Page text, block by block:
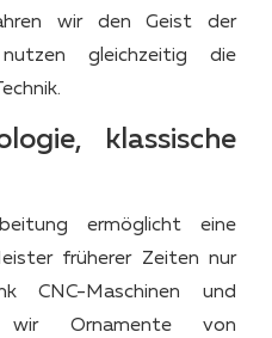
wir den Geist der
gleichzeitig die
klassische
ermöglicht eine
früherer Zeiten nur
CNC-Maschinen und
wir Ornamente von